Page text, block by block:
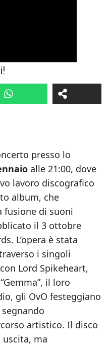
presso lo
alle 21:00, dove
lavoro discografico
album, che
fusione di suoni
il 3 ottobre
L’opera è stata
i singoli
Lord Spikeheart,
il loro
gli OvO festeggiano
segnando
artistico. Il disco
ma